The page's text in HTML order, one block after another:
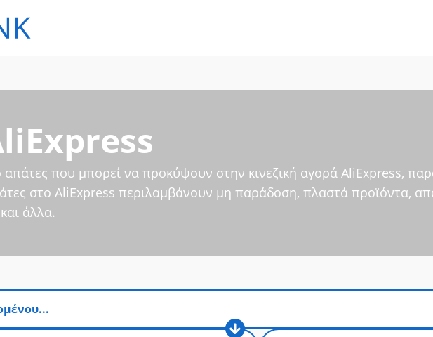
απάτες που μπορεί να προκύψουν στην κινεζική αγορά AliExpress,
στο AliExpress περιλαμβάνουν μη παράδοση, πλαστά προϊόντα,
άλλα.